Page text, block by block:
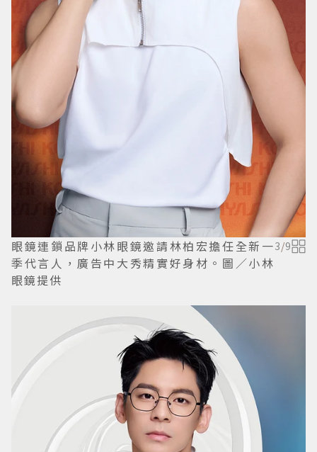
眼鏡連鎖品牌小林眼鏡邀請林柏宏擔任全新一
季代言人，廣告中大秀精實好身材。圖／小林
眼鏡提供
3/9